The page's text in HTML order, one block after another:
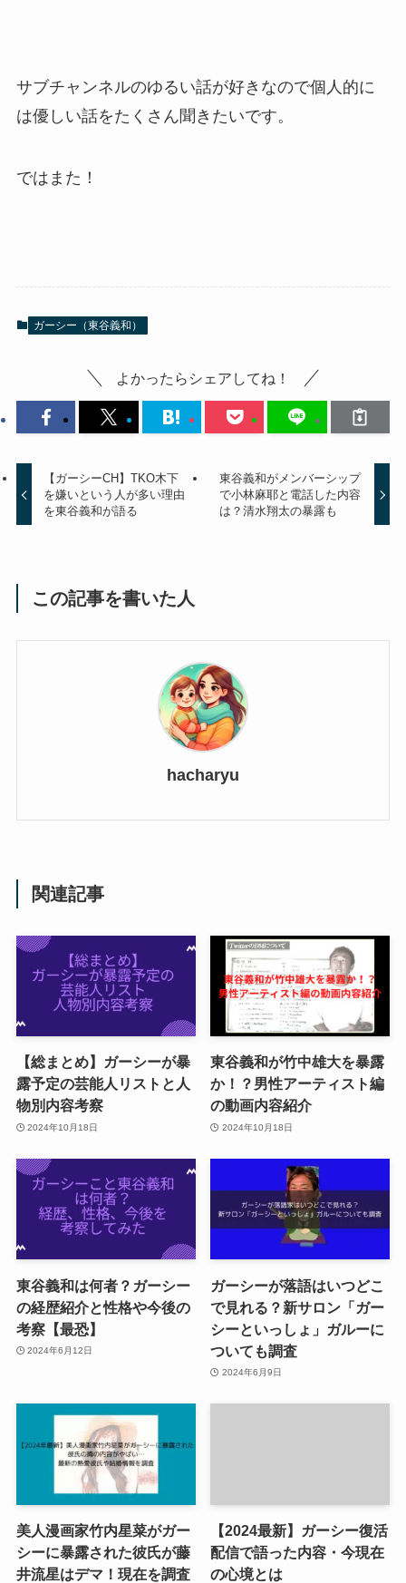
サブチャンネルのゆるい話が好きなので個人的に
は優しい話をたくさん聞きたいです。
ではまた！
ガーシー（東谷義和）
よかったらシェアしてね！
【ガーシーCH】TKO木下
を嫌いという人が多い理由
を東谷義和が語る
東谷義和がメンバーシップ
で小林麻耶と電話した内容
は？清水翔太の暴露も
この記事を書いた人
hacharyu
関連記事
【総まとめ】ガーシーが暴
露予定の芸能人リストと人
物別内容考察
2024年10月18日
東谷義和が竹中雄大を暴露
か！？男性アーティスト編
の動画内容紹介
2024年10月18日
東谷義和は何者？ガーシー
の経歴紹介と性格や今後の
考察【最恐】
2024年6月12日
ガーシーが落語はいつどこ
で見れる？新サロン「ガー
シーといっしょ」ガルーに
ついても調査
2024年6月9日
美人漫画家竹内星菜がガー
シーに暴露された彼氏が藤
井流星はデマ！現在を調査
【2024最新】ガーシー復活
配信で語った内容・今現在
の心境とは